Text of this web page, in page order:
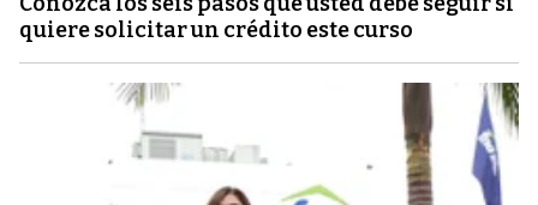
quiere solicitar un crédito este curso